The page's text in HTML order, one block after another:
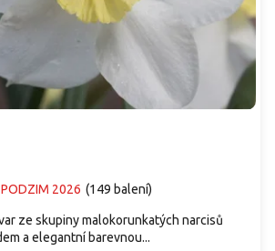
2026 (149 balení)
ze skupiny malokorunkatých narcisů
a elegantní barevnou...